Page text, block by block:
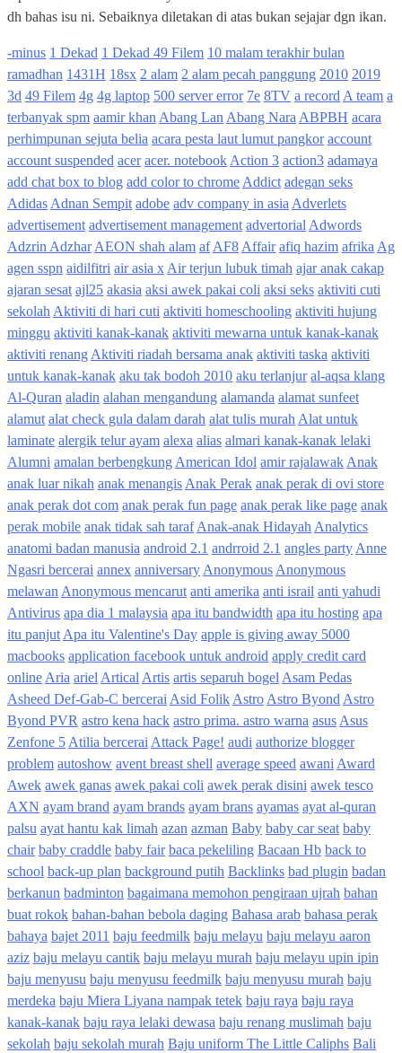
dh bahas isu ni. Sebaiknya diletakan di atas bukan sejajar dgn ikan.
-minus 1 Dekad 1 Dekad 49 Filem 10 malam terakhir bulan
ramadhan 1431H 18sx 2 alam 2 alam pecah panggung 2010 2019
3d 49 Filem 4g 4g laptop 500 server error 7e 8TV a record A team a
terbanyak spm aamir khan Abang Lan Abang Nara ABPBH acara
perhimpunan sejuta belia acara pesta laut lumut pangkor account
account suspended acer acer. notebook Action 3 action3 adamaya
add chat box to blog add color to chrome Addict adegan seks
Adidas Adnan Sempit adobe adv company in asia Adverlets
advertisement advertisement management advertorial Adwords
Adzrin Adzhar AEON shah alam af AF8 Affair afiq hazim afrika Ag
agen sspn aidilfitri air asia x Air terjun lubuk timah ajar anak cakap
ajaran sesat ajl25 akasia aksi awek pakai coli aksi seks aktiviti cuti
sekolah Aktiviti di hari cuti aktiviti homeschooling aktiviti hujung
minggu aktiviti kanak-kanak aktiviti mewarna untuk kanak-kanak
aktiviti renang Aktiviti riadah bersama anak aktiviti taska aktiviti
untuk kanak-kanak aku tak bodoh 2010 aku terlanjur al-aqsa klang
Al-Quran aladin alahan mengandung alamanda alamat sunfeet
alamut alat check gula dalam darah alat tulis murah Alat untuk
laminate alergik telur ayam alexa alias almari kanak-kanak lelaki
Alumni amalan berbengkung American Idol amir rajalawak Anak
anak luar nikah anak menangis Anak Perak anak perak di ovi store
anak perak dot com anak perak fun page anak perak like page anak
perak mobile anak tidak sah taraf Anak-anak Hidayah Analytics
anatomi badan manusia android 2.1 andrroid 2.1 angles party Anne
Ngasri bercerai annex anniversary Anonymous Anonymous
melawan Anonymous mencarut anti amerika anti israil anti yahudi
Antivirus apa dia 1 malaysia apa itu bandwidth apa itu hosting apa
itu panjut Apa itu Valentine's Day apple is giving away 5000
macbooks application facebook untuk android apply credit card
online Aria ariel Artical Artis artis separuh bogel Asam Pedas
Asheed Def-Gab-C bercerai Asid Folik Astro Astro Byond Astro
Byond PVR astro kena hack astro prima. astro warna asus Asus
Zenfone 5 Atilia bercerai Attack Page! audi authorize blogger
problem autoshow avent breast shell average speed awani Award
Awek awek ganas awek pakai coli awek perak disini awek tesco
AXN ayam brand ayam brands ayam brans ayamas ayat al-quran
palsu ayat hantu kak limah azan azman Baby baby car seat baby
chair baby craddle baby fair baca pekeliling Bacaan Hb back to
school back-up plan background putih Backlinks bad plugin badan
berkanun badminton bagaimana memohon pengiraan ujrah bahan
buat rokok bahan-bahan bebola daging Bahasa arab bahasa perak
bahaya bajet 2011 baju feedmilk baju melayu baju melayu aaron
aziz baju melayu cantik baju melayu murah baju melayu upin ipin
baju menyusu baju menyusu feedmilk baju menyusu murah baju
merdeka baju Miera Liyana nampak tetek baju raya baju raya
kanak-kanak baju raya lelaki dewasa baju renang muslimah baju
sekolah baju sekolah murah Baju uniform The Little Caliphs Bali